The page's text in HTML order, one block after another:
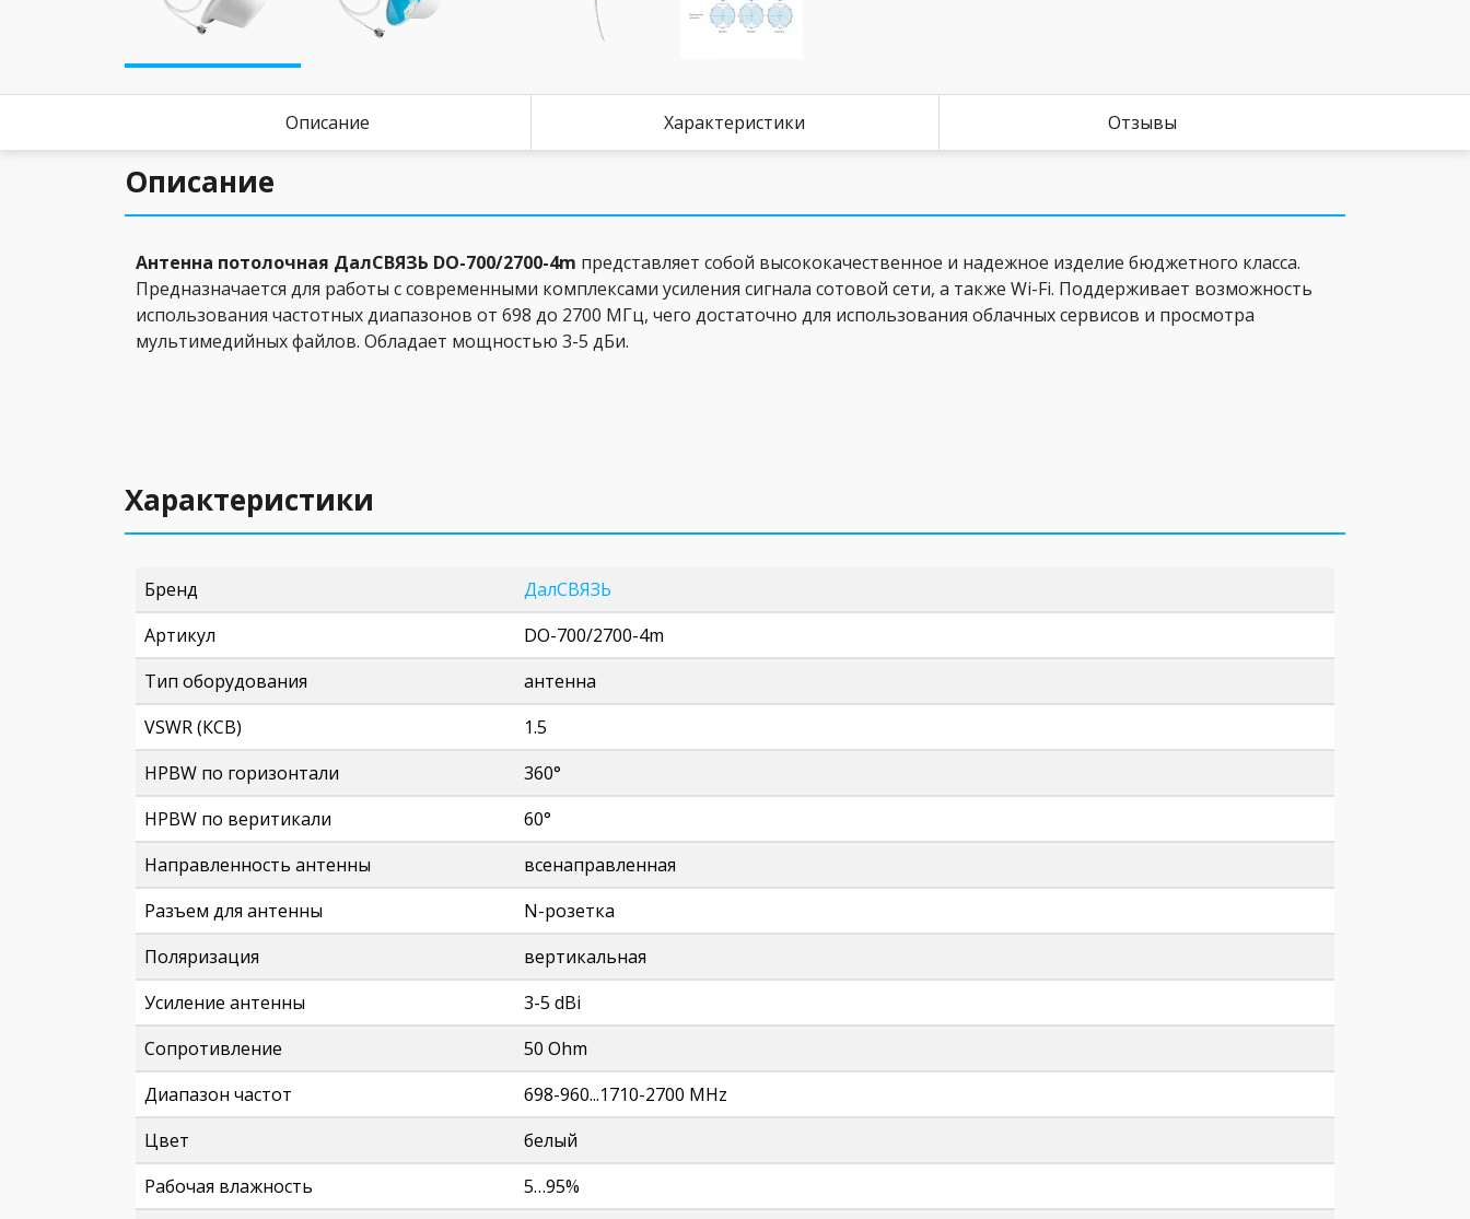
Описание Характеристики Отзывы
Описание
Антенна потолочная ДалСВЯЗЬ DO-700/2700-4m представляет собой высококачественное и надежное изделие бюджетного класса.
Предназначается для работы с современными комплексами усиления сигнала сотовой сети, а также Wi-Fi. Поддерживает возможность
использования частотных диапазонов от 698 до 2700 МГц, чего достаточно для использования облачных сервисов и просмотра
мультимедийных файлов. Обладает мощностью 3-5 дБи.
Характеристики
Бренд
ДалСВЯЗЬ
Артикул
DO-700/2700-4m
Тип оборудования
антенна
VSWR (КСВ)
1.5
HPBW по горизонтали
360°
HPBW по веритикали
60°
Направленность антенны
всенаправленная
Разъем для антенны
N-розетка
Поляризация
вертикальная
Усиление антенны
3-5 dBi
Сопротивление
50 Ohm
Диапазон частот
698-960...1710-2700 MHz
Цвет
белый
Рабочая влажность
5…95%